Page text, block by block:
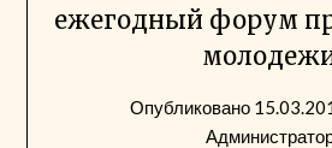
ежегодный форум
Опубликовано